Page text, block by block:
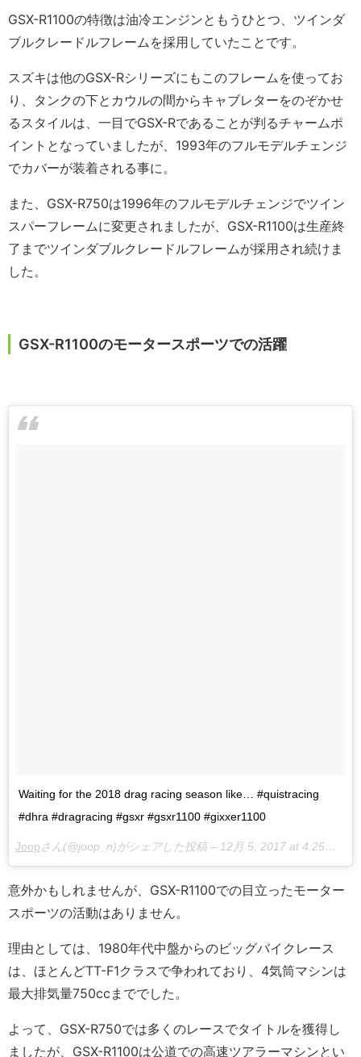
GSX-R1100の特徴は油冷エンジンともうひとつ、ツインダ
ブルクレードルフレームを採用していたことです。
スズキは他のGSX-Rシリーズにもこのフレームを使ってお
り、タンクの下とカウルの間からキャブレターをのぞかせ
るスタイルは、一目でGSX-Rであることが判るチャームポ
イントとなっていましたが、1993年のフルモデルチェンジ
でカバーが装着される事に。
また、GSX-R750は1996年のフルモデルチェンジでツイン
スパーフレームに変更されましたが、GSX-R1100は生産終
了までツインダブルクレードルフレームが採用され続けま
した。
GSX-R1100のモータースポーツでの活躍
Waiting for the 2018 drag racing season like… #quistracing
#dhra #dragracing #gsxr #gsxr1100 #gixxer1100
Joopさん(@joop_n)がシェアした投稿 – 12月 5, 2017 at 4:25午前 PST
意外かもしれませんが、GSX-R1100での目立ったモーター
スポーツの活動はありません。
理由としては、1980年代中盤からのビッグバイクレース
は、ほとんどTT-F1クラスで争われており、4気筒マシンは
最大排気量750ccまででした。
よって、GSX-R750では多くのレースでタイトルを獲得し
ましたが、GSX-R1100は公道での高速ツアラーマシンとい